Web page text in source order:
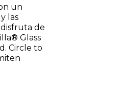
un
las
de
Glass
Circle to